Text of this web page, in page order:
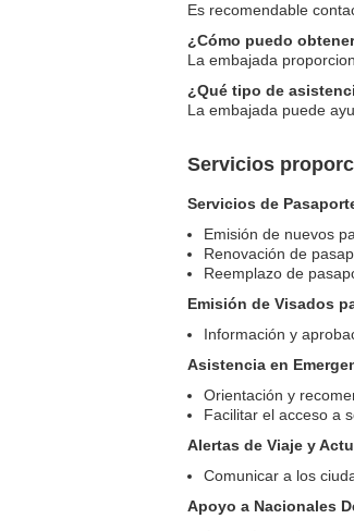
Es recomendable
¿Cómo puedo
La embajada
¿Qué tipo de
La embajada puede
Servicios
Servicios de
Emisión de nuevos
Renovación de
Reemplazo de
Emisión de Visados
Información y
Asistencia en
Orientación y
Facilitar el acceso a
Alertas de Viaje y
Comunicar a los
Apoyo a Nacionales